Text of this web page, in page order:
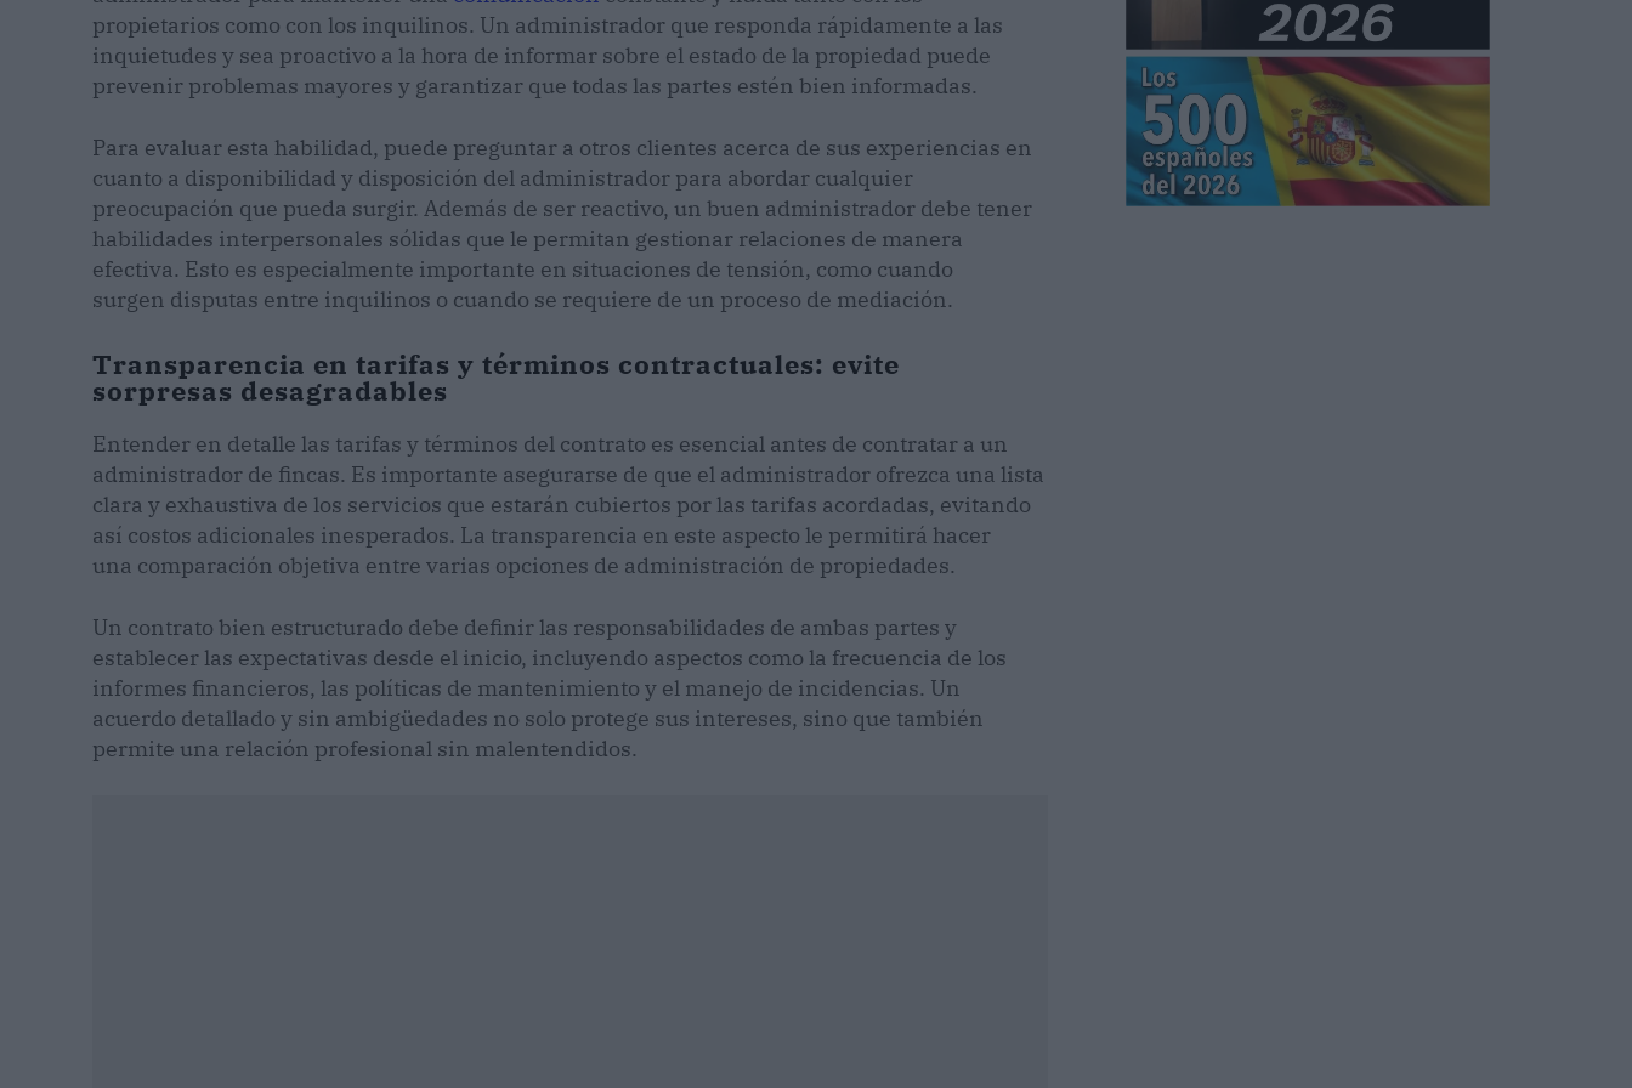
propietarios como con los inquilinos. Un administrador que responda rápidamente a las
inquietudes y sea proactivo a la hora de informar sobre el estado de la propiedad puede
prevenir problemas mayores y garantizar que todas las partes estén bien informadas.
Para evaluar esta habilidad, puede preguntar a otros clientes acerca de sus experiencias en
cuanto a disponibilidad y disposición del administrador para abordar cualquier
preocupación que pueda surgir. Además de ser reactivo, un buen administrador debe tener
habilidades interpersonales sólidas que le permitan gestionar relaciones de manera
efectiva. Esto es especialmente importante en situaciones de tensión, como cuando
surgen disputas entre inquilinos o cuando se requiere de un proceso de mediación.
Transparencia en tarifas y términos contractuales: evite
sorpresas desagradables
Entender en detalle las tarifas y términos del contrato es esencial antes de contratar a un
administrador de fincas. Es importante asegurarse de que el administrador ofrezca una lista
clara y exhaustiva de los servicios que estarán cubiertos por las tarifas acordadas, evitando
así costos adicionales inesperados. La transparencia en este aspecto le permitirá hacer
una comparación objetiva entre varias opciones de administración de propiedades.
Un contrato bien estructurado debe definir las responsabilidades de ambas partes y
establecer las expectativas desde el inicio, incluyendo aspectos como la frecuencia de los
informes financieros, las políticas de mantenimiento y el manejo de incidencias. Un
acuerdo detallado y sin ambigüedades no solo protege sus intereses, sino que también
permite una relación profesional sin malentendidos.